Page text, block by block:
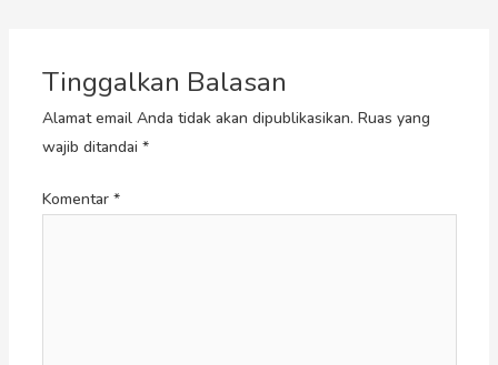
Tinggalkan Balasan
Alamat email Anda tidak akan dipublikasikan. Ruas yang
wajib ditandai *
Komentar *